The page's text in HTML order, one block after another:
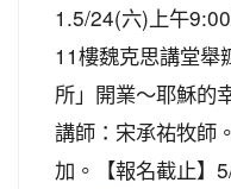
1.5/24(六)上午
11樓魏克思講堂舉
所」開業～耶穌的
講師：宋承祐牧師
加。【報名截止】